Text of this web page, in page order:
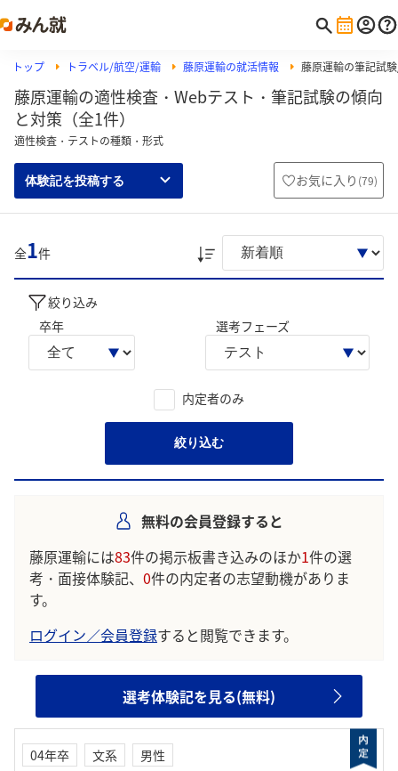
トップ トラベル/航空/運輸 藤原運輸の就活情報 藤原運輸の筆記試
藤原運輸の適性検査・Webテスト・筆記試験の傾向
と対策（全1件）
適性検査・テストの種類・形式
体験記を投稿する お気に入り (79)
全1件
絞り込み
卒年
選考フェーズ
内定者のみ
絞り込む
無料の会員登録すると
藤原運輸には83件の掲示板書き込みのほか1件の選
考・面接体験記、 0件の内定者の志望動機がありま
す。
ログイン／会員登録すると閲覧できます。
選考体験記を見る(無料)
04年卒 文系
男性